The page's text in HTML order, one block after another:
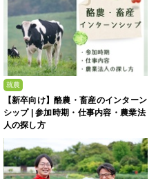
就農
【新卒向け】酪農・畜産のインターン
シップ | 参加時期・仕事内容・農業法
人の探し方